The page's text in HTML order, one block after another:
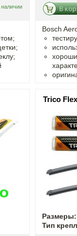
наличии В
Bosch
Trico Flex
Размеры:
Тип